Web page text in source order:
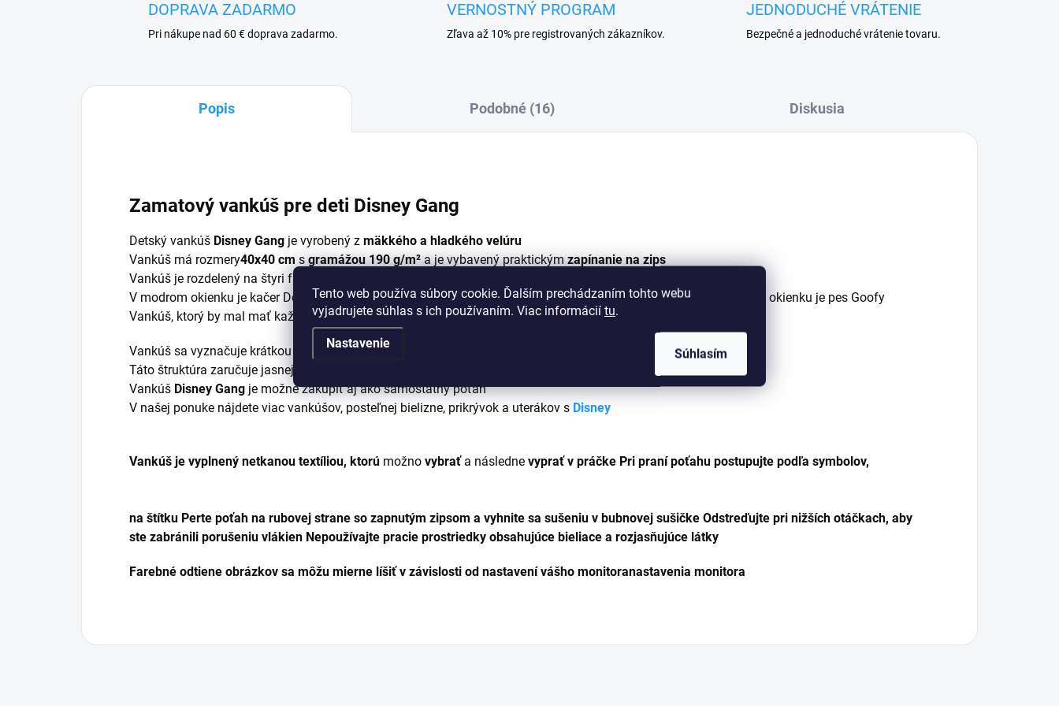
Tento web používa súbory cookie. Ďalším prechádzaním tohto webu
vyjadrujete súhlas s ich používaním. Viac informácií tu.
Nastavenie
Súhlasím
DOPRAVA ZADARMO
Pri nákupe nad 60 € doprava zadarmo.
VERNOSTNÝ PROGRAM
Zľava až 10% pre registrovaných zákazníkov.
JEDNODUCHÉ VRÁTENIE
Bezpečné a jednoduché vrátenie tovaru.
Popis Podobné (16) Diskusia
Zamatový vankúš pre deti Disney Gang
Detský vankúš Disney Gang je vyrobený z mäkkého a hladkého velúru
Vankúš má rozmery40x40 cm sgramážou 190 g/m²a je vybavený praktickým zapínanie na zips
Vankúš je rozdelený na štyri farebné okienka a v každom okienku je obľúbená postavička z kolekcie Disney
V modrom okienku je kačer Donald, v žltom okienku je pes Pluto, v červenom okienku je Mickey Mouse a v zelenom okienku je pes Goofy
Vankúš, ktorý by mal mať každý, kto miluje kreslené filmy Walta Disneyho
Vankúš sa vyznačuje krátkou a hladkou srsťou, ktorá pripomína zamat
Táto štruktúra zaručuje jasnejšie farby na vankúši, ktoré nestratia svoju krásu ani po vypraní
Vankúš Disney Gang je možné zakúpiť aj ako samostatný poťah
V našej ponuke nájdete viac vankúšov, posteľnej bielizne, prikrývok a uterákov s Disney
Vankúš je vyplnený netkanou textíliou, ktorú možno vybrať a následne vyprať v práčke Pri praní poťahu postupujte podľa symbolov,
na štítku Perte poťah na rubovej strane so zapnutým zipsom a vyhnite sa sušeniu v bubnovej sušičke Odstreďujte pri nižších otáčkach, aby
ste zabránili porušeniu vlákien Nepoužívajte pracie prostriedky obsahujúce bieliace a rozjasňujúce látky
Farebné odtiene obrázkov sa môžu mierne líšiť v závislosti od nastavení vášho monitoranastavenia monitora